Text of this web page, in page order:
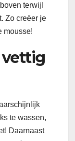
terwijl
Zo creëer je
mousse!
vettig
te wassen,
Daarnaast